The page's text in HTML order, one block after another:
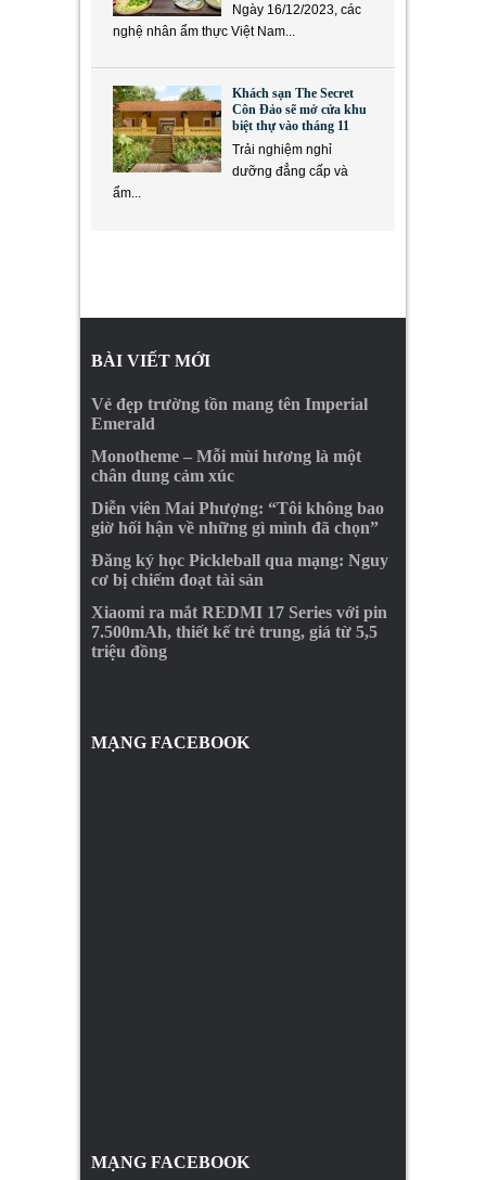
Ngày 16/12/2023, các
nghệ nhân ẩm thực Việt Nam...
Khách sạn The Secret
Côn Đảo sẽ mở cửa khu
biệt thự vào tháng 11
Trải nghiệm nghỉ
dưỡng đẳng cấp và
ẩm...
BÀI VIẾT MỚI
Vẻ đẹp trường tồn mang tên Imperial
Emerald
Monotheme – Mỗi mùi hương là một
chân dung cảm xúc
Diễn viên Mai Phượng: “Tôi không bao
giờ hối hận về những gì mình đã chọn”
Đăng ký học Pickleball qua mạng: Nguy
cơ bị chiếm đoạt tài sản
Xiaomi ra mắt REDMI 17 Series với pin
7.500mAh, thiết kế trẻ trung, giá từ 5,5
triệu đồng
MẠNG FACEBOOK
MẠNG FACEBOOK